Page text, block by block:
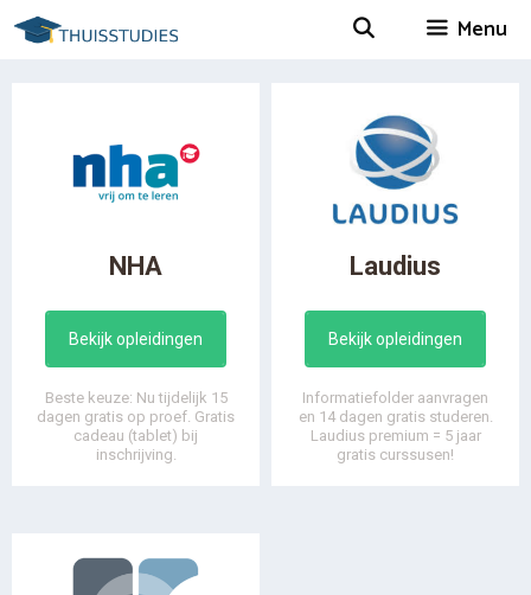
Spring
naar
Menu
NHA
Bekijk opleidingen
Beste keuze: Nu tijdelijk 15
dagen gratis op proef. Gratis
cadeau (tablet) bij
inschrijving.
Laudius
Bekijk opleidingen
Informatiefolder aanvragen
en 14 dagen gratis studeren.
Laudius premium = 5 jaar
gratis curssusen!